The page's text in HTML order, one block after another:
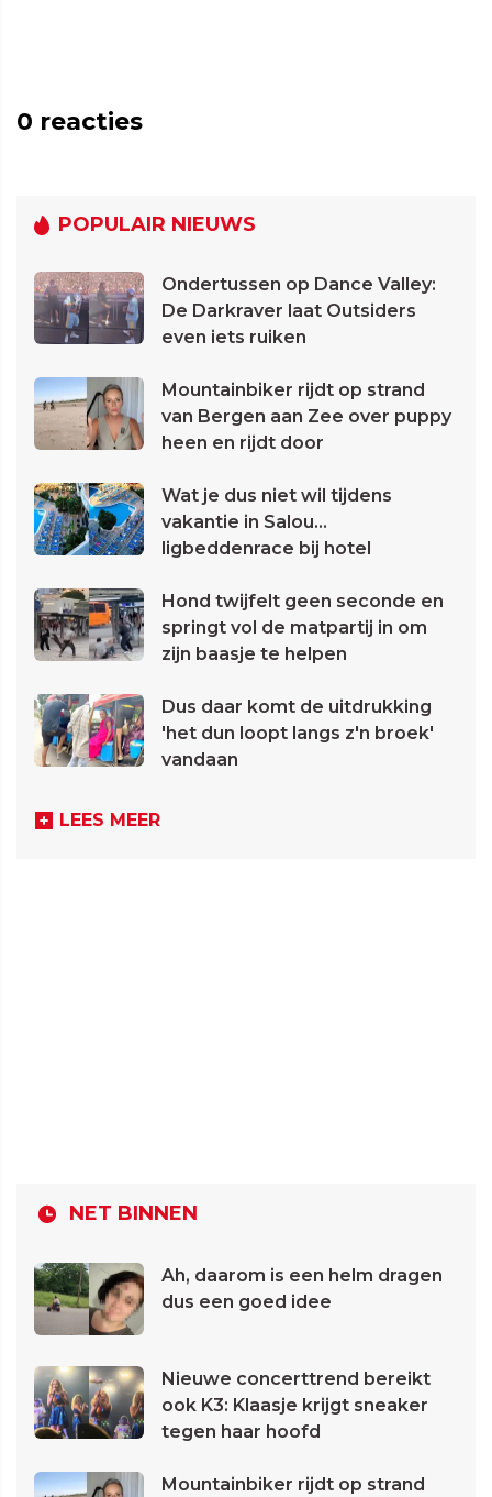
0 reacties
POPULAIR NIEUWS
Ondertussen op Dance Valley:
De Darkraver laat Outsiders
even iets ruiken
Mountainbiker rijdt op strand
van Bergen aan Zee over puppy
heen en rijdt door
Wat je dus niet wil tijdens
vakantie in Salou...
ligbeddenrace bij hotel
Hond twijfelt geen seconde en
springt vol de matpartij in om
zijn baasje te helpen
Dus daar komt de uitdrukking
'het dun loopt langs z'n broek'
vandaan
LEES MEER
NET BINNEN
Ah, daarom is een helm dragen
dus een goed idee
Nieuwe concerttrend bereikt
ook K3: Klaasje krijgt sneaker
tegen haar hoofd
Mountainbiker rijdt op strand